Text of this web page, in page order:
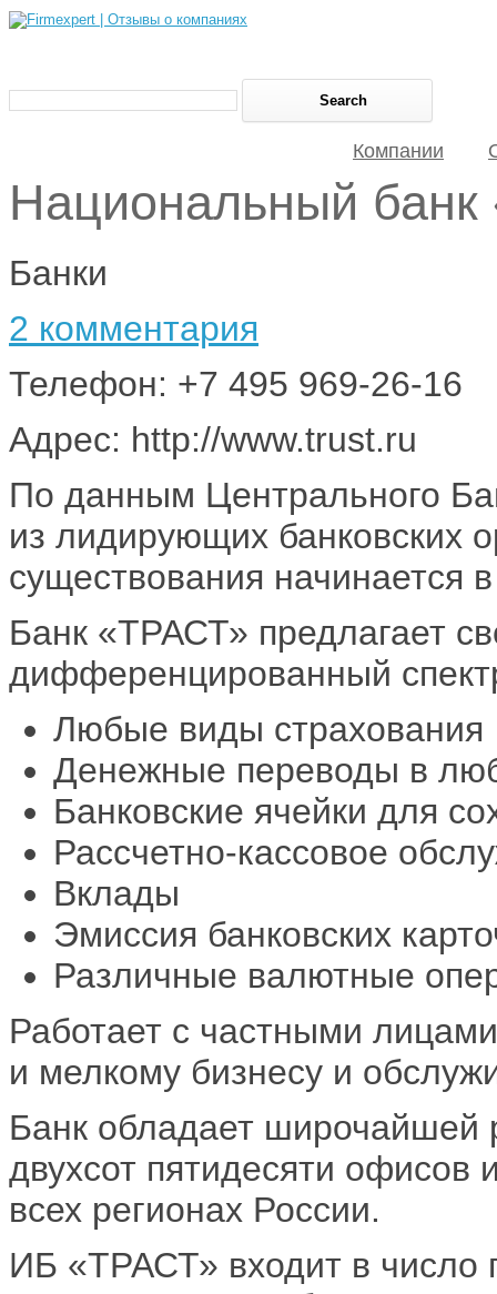
Компании
Национальный
Банки
2 комментария
Телефон: +7 495 969-26-16
Адрес: http://www.trust.ru
По данным Центрального
из лидирующих банковских
существования начинается
Банк «ТРАСТ» предлагает
дифференцированный
Любые виды страхования
Денежные переводы в
Банковские ячейки для
Рассчетно-кассовое
Вклады
Эмиссия банковских
Различные валютные
Работает с частными
и мелкому бизнесу и
Банк обладает широчайшей
двухсот пятидесяти офисов
всех регионах России.
ИБ «ТРАСТ» входит в число